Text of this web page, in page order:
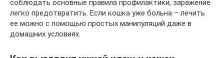
соблюдать основные правила профилактики, заражение
легко предотвратить. Если кошка уже больна – лечить
ее можно с помощью простых манипуляций даже в
домашних условиях.